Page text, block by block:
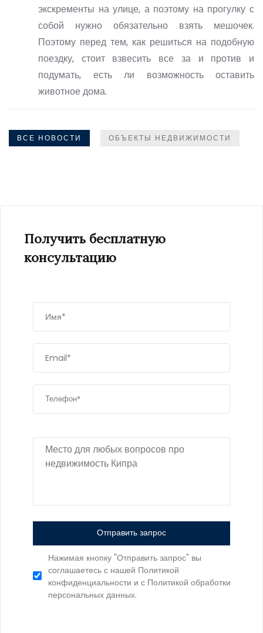
экскременты на улице, а поэтому на прогулку с
собой нужно обязательно взять мешочек.
Поэтому перед тем, как решиться на подобную
поездку, стоит взвесить все за и против и
подумать, есть ли возможность оставить
животное дома.
ВСЕ НОВОСТИ ОБЪЕКТЫ НЕДВИЖИМОСТИ
Получить бесплатную
консультацию
Отправить запрос
Нажимая кнопку "Отправить запрос" вы
соглашаетесь с нашей Политикой
конфиденциальности и с Политикой обработки
персональных данных.